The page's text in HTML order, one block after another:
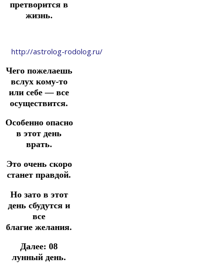
претворится в
жизнь.
http://astrolog-rodolog.ru/
Чего пожелаешь
вслух кому-то
или себе — все
осуществится.
Особенно опасно
в этот день
врать.
Это очень скоро
станет правдой.
Но зато в этот
день сбудутся и
все
благие желания.
Далее: 08
лунный день.